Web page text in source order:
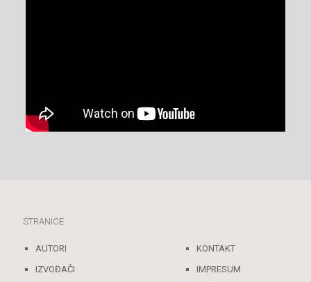
STRANICE
AUTORI
IZVOĐAČI
KONTAKT
IMPRESUM